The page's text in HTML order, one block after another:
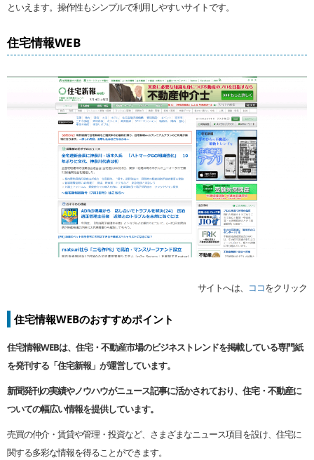
といえます。操作性もシンプルで利用しやすいサイトです。
住宅情報WEB
サイトへは、 ココをクリック
住宅情報WEBのおすすめポイント
住宅情報WEBは、住宅・不動産市場のビジネストレンドを掲載している専門紙
を発刊する「住宅新報」が運営しています。
新聞発刊の実績やノウハウがニュース記事に活かされており、住宅・不動産に
ついての幅広い情報を提供しています。
売買の仲介・賃貸や管理・投資など、さまざまなニュース項目を設け、住宅に
関する多彩な情報を得ることができます。